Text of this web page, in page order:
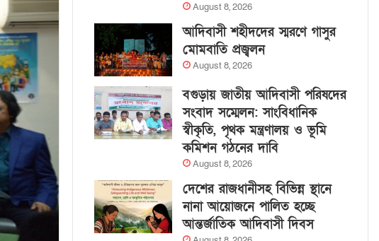
August 8, 2026
আদিবাসী শহীদদের স্মরণে গাসুর
মোমবাতি প্রজ্বলন
August 8, 2026
বগুড়ায় জাতীয় আদিবাসী পরিষদের
সংবাদ সম্মেলন: সাংবিধানিক
স্বীকৃতি, পৃথক মন্ত্রণালয় ও ভূমি
কমিশন গঠনের দাবি
August 8, 2026
দেশের রাজধানীসহ বিভিন্ন স্থানে
নানা আয়োজনে পালিত হচ্ছে
আন্তর্জাতিক আদিবাসী দিবস